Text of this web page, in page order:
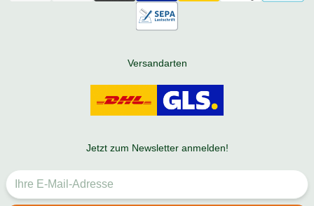
Versandarten
Jetzt zum Newsletter anmelden!